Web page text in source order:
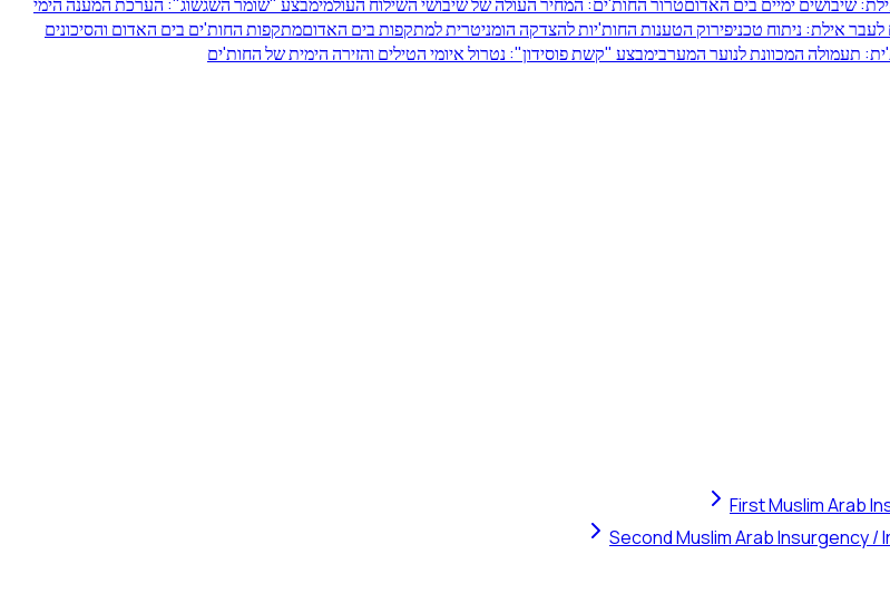
אילת: ניתוח טכניפירוק הטענות החות'יות להצדקה הומניטרית למתקפות בים האדוםמתקפות החות'ים בים האדום והסיכונים
תעמולה המכוונת לנוער המערבימבצע "קשת פוסידון": נטרול איומי הטילים והזירה הימית של החות'ים
First Muslim Arab
Second Muslim Arab Insurgency